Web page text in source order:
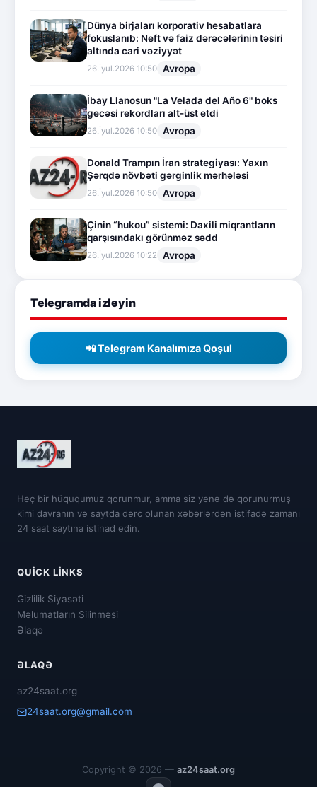
Dünya birjaları korporativ hesabatlara
fokuslanıb: Neft və faiz dərəcələrinin təsiri
altında cari vəziyyət
26.İyul.2026 10:50 Avropa
İbay Llanosun "La Velada del Año 6" boks
gecəsi rekordları alt-üst etdi
26.İyul.2026 10:50 Avropa
Donald Trampın İran strategiyası: Yaxın
Şərqdə növbəti gərginlik mərhələsi
26.İyul.2026 10:50 Avropa
Çinin “hukou” sistemi: Daxili miqrantların
qarşısındakı görünməz sədd
26.İyul.2026 10:22 Avropa
Telegramda izləyin
📲 Telegram Kanalımıza Qoşul
Heç bir hüququmuz qorunmur, amma siz yenə də qorunurmuş
kimi davranın və saytda dərc olunan xəbərlərdən istifadə zamanı
24 saat saytına istinad edin.
QUICK LINKS
Gizlilik Siyasəti
Məlumatların Silinməsi
Əlaqə
ƏLAQƏ
az24saat.org
24saat.org@gmail.com
Copyright © 2026 — az24saat.org